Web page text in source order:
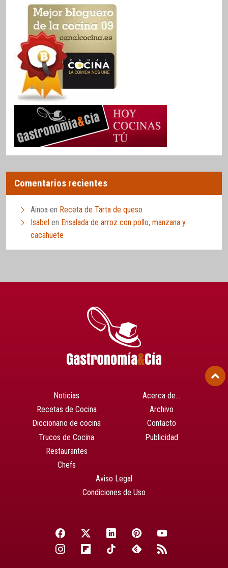
Comentarios recientes
Ainoa en Receta de Tarta de queso
Isabel en Ensalada de arroz con pollo, manzana y
cacahuete
Noticias
Recetas de Cocina
Diccionario de cocina
Trucos de Cocina
Restaurantes
Chefs
Acerca de…
Archivo
Contacto
Publicidad
Aviso Legal
Condiciones de Uso